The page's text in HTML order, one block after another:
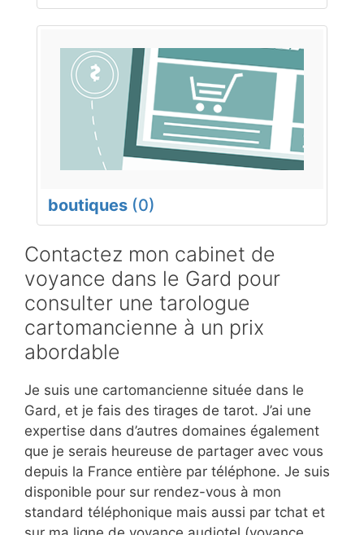
boutiques (0)
Contactez mon cabinet de
voyance dans le Gard pour
consulter une tarologue
cartomancienne à un prix
abordable
Je suis une cartomancienne située dans le
Gard, et je fais des tirages de tarot. J’ai une
expertise dans d’autres domaines également
que je serais heureuse de partager avec vous
depuis la France entière par téléphone. Je suis
disponible pour sur rendez-vous à mon
standard téléphonique mais aussi par tchat et